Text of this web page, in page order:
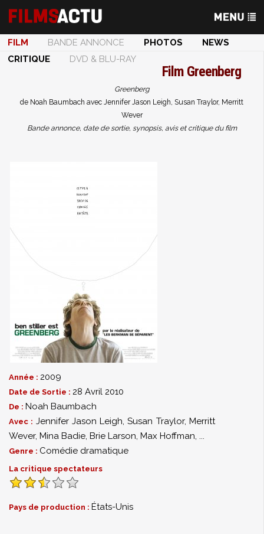
FILM BANDE ANNONCE PHOTOS
NEWS
CRITIQUE
DVD & BLU-RAY
Film Greenberg
Greenberg
de Noah Baumbach avec Jennifer Jason Leigh, Susan Traylor, Merritt
Wever
Bande annonce, date de sortie, synopsis, avis et critique du film
Année : 2009
Date de Sortie : 28 Avril 2010
De : Noah Baumbach
Avec : Jennifer Jason Leigh,Susan Traylor,Merritt
Wever, Mina Badie, Brie Larson, Max Hoffman, ...
Genre : Comédie dramatique
La critique spectateurs
Pays de production : États-Unis